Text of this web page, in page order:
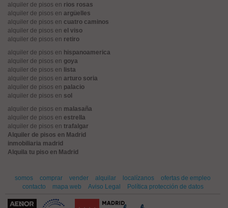
alquiler de pisos en rios rosas
alquiler de pisos en argüelles
alquiler de pisos en cuatro caminos
alquiler de pisos en el viso
alquiler de pisos en retiro
alquiler de pisos en hispanoamerica
alquiler de pisos en goya
alquiler de pisos en lista
alquiler de pisos en arturo soria
alquiler de pisos en palacio
alquiler de pisos en sol
alquiler de pisos en malasaña
alquiler de pisos en estrella
alquiler de pisos en trafalgar
Alquiler de pisos en Madrid
inmobiliaria madrid
Alquila tu piso en Madrid
somos comprar vender alquilar localízanos
ofertas de empleo
contacto
mapa web Aviso Legal Política protección de datos